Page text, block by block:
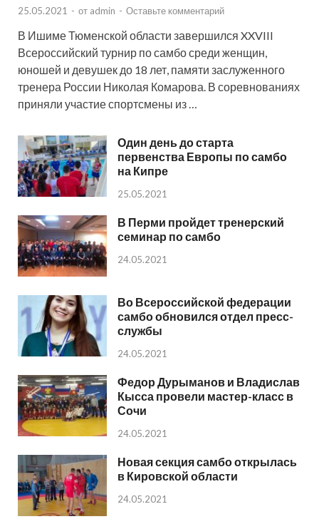
25.05.2021 - от admin - Оставьте комментарий
В Ишиме Тюменской области завершился XXVIII
Всероссийский турнир по самбо среди женщин,
юношей и девушек до 18 лет, памяти заслуженного
тренера России Николая Комарова. В соревнованиях
приняли участие спортсмены из …
Один день до старта
первенства Европы по самбо
на Кипре
25.05.2021
В Перми пройдет тренерский
семинар по самбо
24.05.2021
Во Всероссийской федерации
самбо обновился отдел пресс-
службы
24.05.2021
Федор Дурыманов и Владислав
Кысса провели мастер-класс в
Сочи
24.05.2021
Новая секция самбо открылась
в Кировской области
24.05.2021